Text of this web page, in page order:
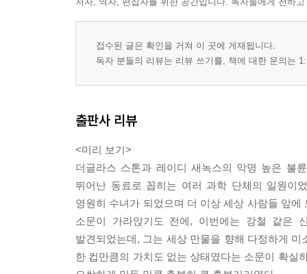
접수된 글은 확인을 거쳐 이 곳에 게재됩니다.
독자 분들의 리뷰는 리뷰 쓰기를, 책에 대한 문의는
출판사 리뷰
<미리 보기>
더글라스 스톤과 레이디 새녹스의 악명 높은 불
뛰어난 동료로 꼽히는 여러 과학 단체의 일원이
영원히 수녀가 되었으며 더 이상 세상 사람들 앞
소문이 가라앉기도 전에, 이번에는 강철 같은
발견되었는데, 그는 세상 만물을 향해 다정하게
한 컵만큼의 가치도 없는 상태였다는 소문이 확실